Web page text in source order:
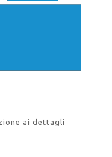
ai dettagli